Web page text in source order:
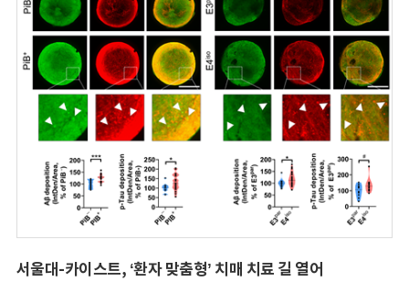
서울대-카이스트, ‘환자 맞춤형’ 치매 치료 길 열어